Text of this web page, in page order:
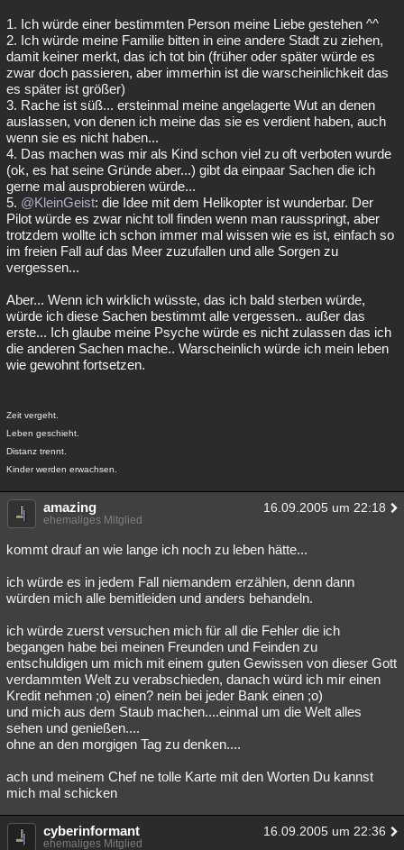
1. Ich würde einer bestimmten Person meine Liebe gestehen ^^
2. Ich würde meine Familie bitten in eine andere Stadt zu ziehen,
damit keiner merkt, das ich tot bin (früher oder später würde es
zwar doch passieren, aber immerhin ist die warscheinlichkeit das
es später ist größer)
3. Rache ist süß... ersteinmal meine angelagerte Wut an denen
auslassen, von denen ich meine das sie es verdient haben, auch
wenn sie es nicht haben...
4. Das machen was mir als Kind schon viel zu oft verboten wurde
(ok, es hat seine Gründe aber...) gibt da einpaar Sachen die ich
gerne mal ausprobieren würde...
5. @KleinGeist: die Idee mit dem Helikopter ist wunderbar. Der
Pilot würde es zwar nicht toll finden wenn man rausspringt, aber
trotzdem wollte ich schon immer mal wissen wie es ist, einfach so
im freien Fall auf das Meer zuzufallen und alle Sorgen zu
vergessen...
Aber... Wenn ich wirklich wüsste, das ich bald sterben würde,
würde ich diese Sachen bestimmt alle vergessen.. außer das
erste... Ich glaube meine Psyche würde es nicht zulassen das ich
die anderen Sachen mache.. Warscheinlich würde ich mein leben
wie gewohnt fortsetzen.
Zeit vergeht.
Leben geschieht.
Distanz trennt.
Kinder werden erwachsen.
amazing 16.09.2005 um 22:18
ehemaliges Mitglied
kommt drauf an wie lange ich noch zu leben hätte...
ich würde es in jedem Fall niemandem erzählen, denn dann
würden mich alle bemitleiden und anders behandeln.
ich würde zuerst versuchen mich für all die Fehler die ich
begangen habe bei meinen Freunden und Feinden zu
entschuldigen um mich mit einem guten Gewissen von dieser Gott
verdammten Welt zu verabschieden, danach würd ich mir einen
Kredit nehmen ;o) einen? nein bei jeder Bank einen ;o)
und mich aus dem Staub machen....einmal um die Welt alles
sehen und genießen....
ohne an den morgigen Tag zu denken....
ach und meinem Chef ne tolle Karte mit den Worten Du kannst
mich mal schicken
cyberinformant 16.09.2005 um 22:36
ehemaliges Mitglied